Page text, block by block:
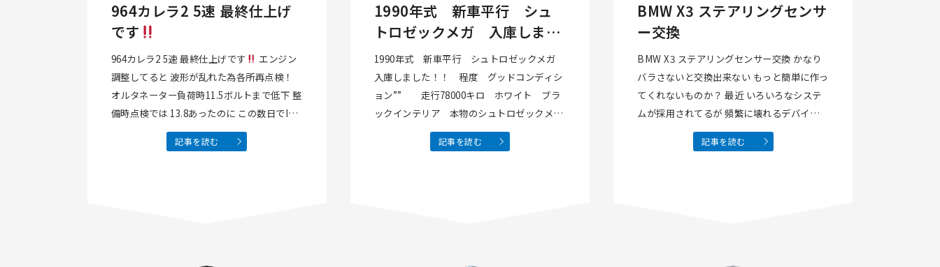
964カレラ2 5速 最終仕上げ
です
964カレラ2 5速 最終仕上げです
エンジン
調整してると 波形が乱れた為各所再点検！
オルタネーター負荷時11.5ボルトまで低下 整
備時点検では 13.8あったのに この数日でIC
とんだみたい 早速新品に交換 各波形 発電量
バッチリです エアコンもOK 40キロメートル
記事を読む
1990年式 新車平行 シュ
トロゼックメガ 入庫しまし
た！！ 程度 グッドコンデ
ィション”” 走行78000キ
ロ ホワイト ブラックイン
テリア 本物のシュトロゼッ
クメガです
1990年式 新車平行 シュトロゼックメガ
入庫しました！！ 程度 グッドコンディシ
ョン”” 走行78000キロ ホワイト ブラ
ックインテリア 本物のシュトロゼックメガ
です もう日本にほとんど 無いと思います！
是非空冷ポルシェ最後のシュトロゼックを手
記事を読む
BMW X3 ステアリングセンサ
ー交換
BMW X3 ステアリングセンサー交換 かなり
バラさないと交換出来ない もっと簡単に作っ
てくれないものか？ 最近 いろいろなシステ
ムが採用されてるが 頻繁に壊れるデバイスは
如何なものか？ 私な要らないなこの様なシス
記事を読む